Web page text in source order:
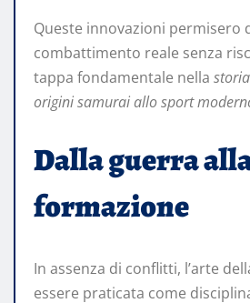
Queste innovazioni permisero
combattimento reale senza
tappa fondamentale nella
origini samurai allo sport
Dalla guerra
formazione
In assenza di conflitti, l’arte
essere praticata come